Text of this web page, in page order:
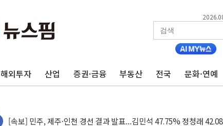
해외투자 산업 증권·금융 부동산 전국 문화·연예
울진·영덕 '호우특보'-포항 '산사태 주의보'...경북도, 호우 피해·통
[종합] 김민석, 정청래에 '0.86%p' 차 재역전 성공...金 45.42% vs
인천 합동연설회 나선 송영길·정청래·김민석 당대표 후보
김민석, 2주차 제주·인천 경선서 정청래에 승리...47.75% vs 42.08%
[속보] 민주, 제주·인천 경선 결과 발표...김민석 47.75% 정청래